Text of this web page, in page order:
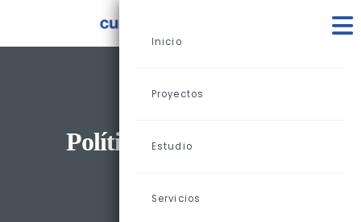
Inicio
Proyectos
Estudio
Servicios
Política De Privacidad